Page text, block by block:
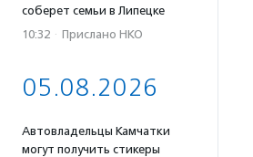
соберет семьи в Липецке
10:32 · Прислано НКО
05.08.2026
Автовладельцы Камчатки
могут получить стикеры